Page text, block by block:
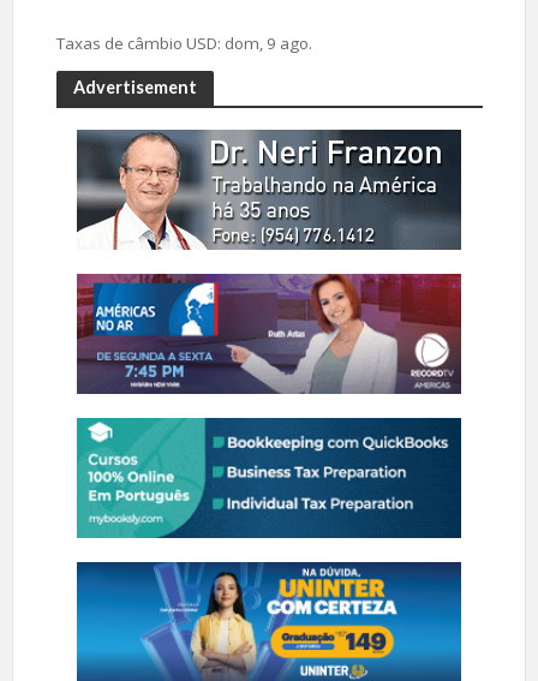
Taxas de câmbio USD: dom, 9 ago.
Advertisement